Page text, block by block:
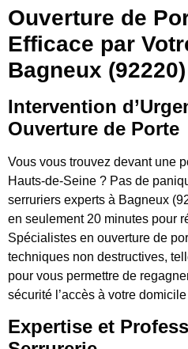
Ouverture de
Efficace par
Bagneux (92220)
Intervention
Ouverture de Porte
Vous vous trouvez devant une
Hauts-de-Seine ? Pas de
serruriers experts à Bagneux
en seulement 20 minutes pour
Spécialistes en ouverture de
techniques non destructives,
pour vous permettre de
sécurité l’accès à votre
Expertise et